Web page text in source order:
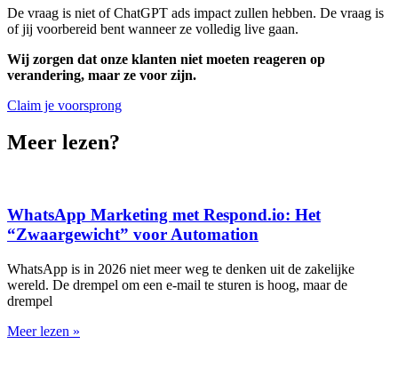
De vraag is niet of ChatGPT ads impact zullen hebben. De vraag is
of jij voorbereid bent wanneer ze volledig live gaan.
Wij zorgen dat onze klanten niet moeten reageren op
verandering, maar ze voor zijn.
Claim je voorsprong
Meer lezen?
WhatsApp Marketing met Respond.io: Het
“Zwaargewicht” voor Automation
WhatsApp is in 2026 niet meer weg te denken uit de zakelijke
wereld. De drempel om een e-mail te sturen is hoog, maar de
drempel
Meer lezen »